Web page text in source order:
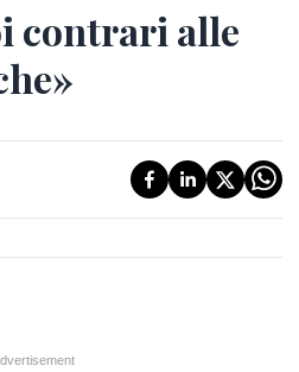
contrari alle